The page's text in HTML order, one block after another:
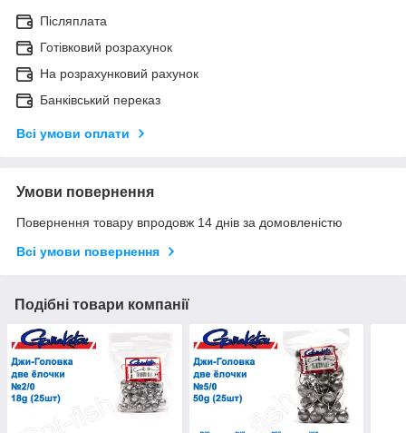
Післяплата
Готівковий розрахунок
На розрахунковий рахунок
Банківський переказ
Всі умови оплати
Умови повернення
Повернення товару впродовж 14 днів за домовленістю
Всі умови повернення
Подібні товари компанії